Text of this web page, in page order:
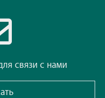
связи с нами